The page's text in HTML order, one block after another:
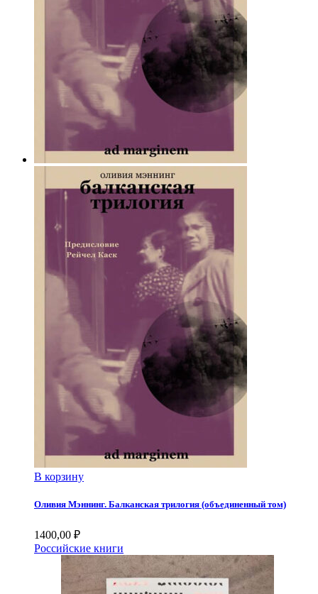
В корзину
Оливия Мэннинг. Балканская трилогия (объединенный том)
1400,00 ₽
Российские книги